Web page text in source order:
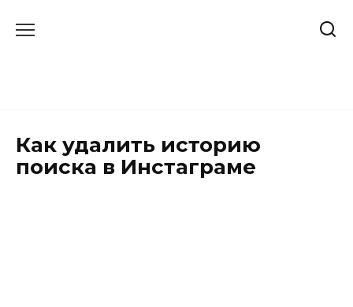
Как удалить историю
поиска в Инстаграме